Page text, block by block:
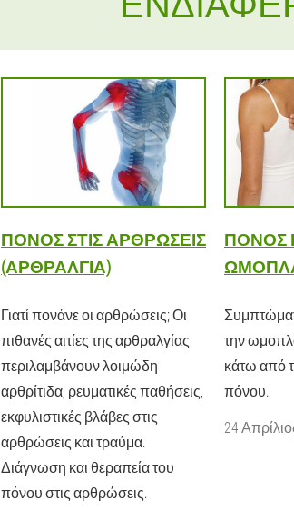
ΠΌΝΟΣ ΣΤΙΣ ΑΡΘΡΏΣΕΙΣ
(ΑΡΘΡΑΛΓΊΑ)
Γιατί πονάνε οι αρθρώσεις; Οι
πιθανές αιτίες της αρθραλγίας
περιλαμβάνουν λοιμώδη
αρθρίτιδα, ρευματικές παθήσεις,
εκφυλιστικές βλάβες στις
αρθρώσεις και τραύμα.
Διάγνωση και θεραπεία του
πόνου στις αρθρώσεις.
ΠΌΝΟΣ
την
κάτω από
πόνου.
24